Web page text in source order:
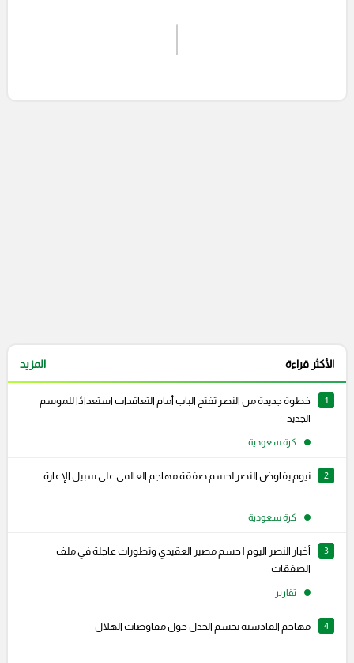
الأكثر قراءة المزيد
1
خطوة جديدة من النصر تفتح الباب أمام التعاقدات استعدادًا للموسم
الجديد
كرة سعودية
2 نيوم يفاوض النصر لحسم صفقة مهاجم العالمي علي سبيل الإعارة
كرة سعودية
3
أخبار النصر اليوم | حسم مصير العقيدي وتطورات عاجلة في ملف
الصفقات
تقارير
4 مهاجم القادسية يحسم الجدل حول مفاوضات الهلال